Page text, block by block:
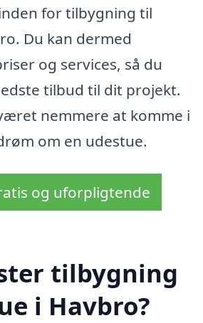
for tilbygning til
Du kan dermed
og services, så du
tilbud til dit projekt.
nemmere at komme i
om en udestue.
og uforpligtende
tilbygning
i Havbro?